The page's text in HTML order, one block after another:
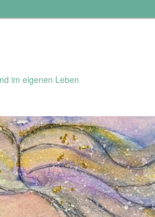
im eigenen Leben